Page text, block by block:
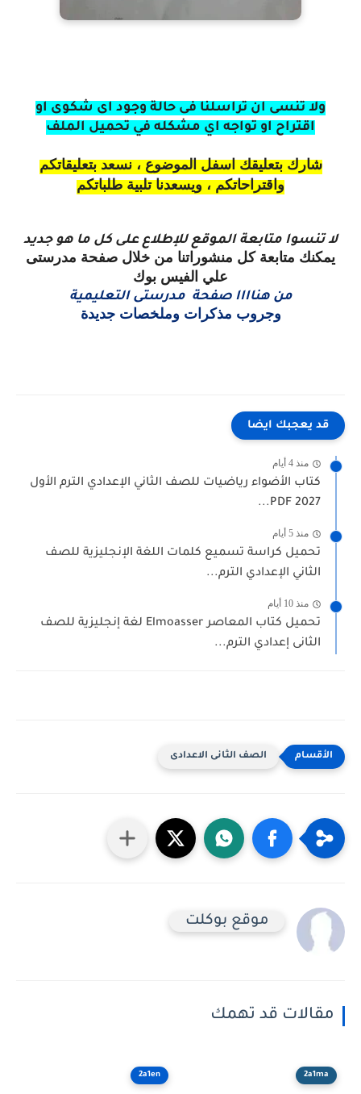
ولا تنسى ان تراسلنا فى حالة وجود اى شكوى او
اقتراح او تواجه اي مشكله في تحميل الملف
شارك بتعليقك اسفل الموضوع ، نسعد بتعليقاتكم
واقتراحاتكم ، ويسعدنا تلبية طلباتكم
لا تنسوا متابعة الموقع للإطلاع على كل ما هو جديد
يمكنك متابعة كل منشوراتنا من خلال صفحة مدرستى
علي الفيس بوك
من هناااا صفحة مدرستى التعليمية
وجروب مذكرات وملخصات جديدة
قد يعجبك ايضا
منذ 4 أيام
كتاب الأضواء رياضيات للصف الثاني الإعدادي الترم الأول
2027 PDF...
منذ 5 أيام
تحميل كراسة تسميع كلمات اللغة الإنجليزية للصف
الثاني الإعدادي الترم...
منذ 10 أيام
تحميل كتاب المعاصر Elmoasser لغة إنجليزية للصف
الثانى إعدادي الترم...
الصف الثانى الاعدادى
موقع بوكلت
مقالات قد تهمك
2a1ma
2a1en